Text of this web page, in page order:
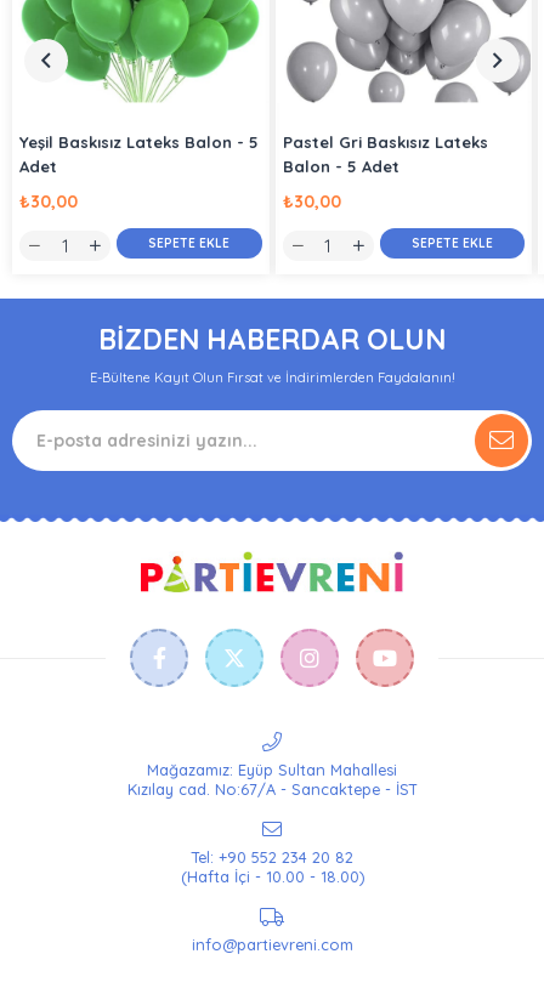
Yeşil Baskısız Lateks Balon - 5
Adet
₺30,00
SEPETE EKLE
Pastel Gri Baskısız Lateks
Balon - 5 Adet
₺30,00
SEPETE EKLE
BİZDEN HABERDAR OLUN
E-Bültene Kayıt Olun Fırsat ve İndirimlerden Faydalanın!
Mağazamız: Eyüp Sultan Mahallesi
Kızılay cad. No:67/A - Sancaktepe - İST
Tel: +90 552 234 20 82
(Hafta İçi - 10.00 - 18.00)
info@partievreni.com